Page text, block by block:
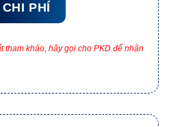
PHÍ
tham khảo, hãy gọi cho PKD để nhận